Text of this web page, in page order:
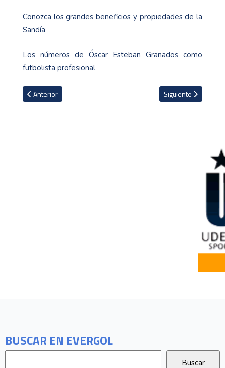
BUSCAR EN EVERGOL
Conozca los grandes beneficios y propiedades de la
Sandía
Los números de Óscar Esteban Granados como
futbolista profesional
Artículo anterior: Galtier, la "bestia negra" de PSG: los increíbles
Anterior Artículo siguiente:
Siguiente